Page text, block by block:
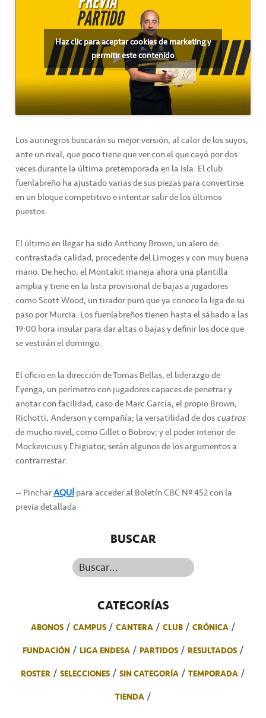
Haz clic para aceptar cookies de marketing y
permitir este contenido
Los aurinegros buscarán su mejor versión, al calor de los suyos,
ante un rival, que poco tiene que ver con el que cayó por dos
veces durante la última pretemporada en la Isla. El club
fuenlabreño ha ajustado varias de sus piezas para convertirse
en un bloque competitivo e intentar salir de los últimos
puestos.
El último en llegar ha sido Anthony Brown, un alero de
contrastada calidad, procedente del Limoges y con muy buena
mano. De hecho, el Montakit maneja ahora una plantilla
amplia y tiene en la lista provisional de bajas a jugadores
como Scott Wood, un tirador puro que ya conoce la liga de su
paso por Murcia. Los fuenlabreños tienen hasta el sábado a las
19:00 hora insular para dar altas o bajas y definir los doce que
se vestirán el domingo.
El oficio en la dirección de Tomas Bellas, el liderazgo de
Eyenga, un perímetro con jugadores capaces de penetrar y
anotar con facilidad, caso de Marc García, el propio Brown,
Richotti, Anderson y compañía; la versatilidad de doscuatros
de mucho nivel, como Gillet o Bobrov; y el poder interior de
Mockevicius y Ehigiator, serán algunos de los argumentos a
contrarrestar.
-- PincharAQUÍpara acceder al Boletín CBC Nº 452 con la
previa detallada
BUSCAR
Buscar...
CATEGORÍAS
ABONOS CAMPUS CANTERA CLUB
CRÓNICA
FUNDACIÓN
LIGA ENDESA PARTIDOS
RESULTADOS
ROSTER
SELECCIONES SIN CATEGORÍA
TEMPORADA
TIENDA